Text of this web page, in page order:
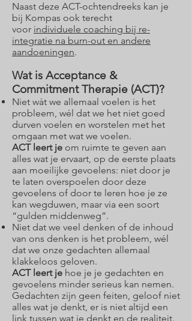
Naast deze ACT-ochtendreeks kan je
bij Kompas ook terecht
voor individuele coaching bij re-
integratie na burn-out en andere
aandoeningen.
Wat is Acceptance &
Commitment Therapie (ACT)?
Niet wàt we allemaal voelen is het
probleem, wél dat we het niet goed
durven voelen en worstelen met het
omgaan met wat we voelen.
ACT leert je om ruimte te geven aan
alles wat je ervaart, op de eerste plaats
aan moeilijke gevoelens: niet door je
te laten overspoelen door deze
gevoelens of door te leren hoe je ze
kan wegduwen, maar via een soort
“gulden middenweg”.
Niet dat we veel denken of de inhoud
van ons denken is het probleem, wél
dat we onze gedachten allemaal
klakkeloos geloven.
ACT leert je hoe je je gedachten en
gevoelens minder serieus kan nemen.
Gedachten zijn geen feiten, geloof niet
alles wat je denkt, er is niet altijd een
link tussen wat je denkt en de realiteit.